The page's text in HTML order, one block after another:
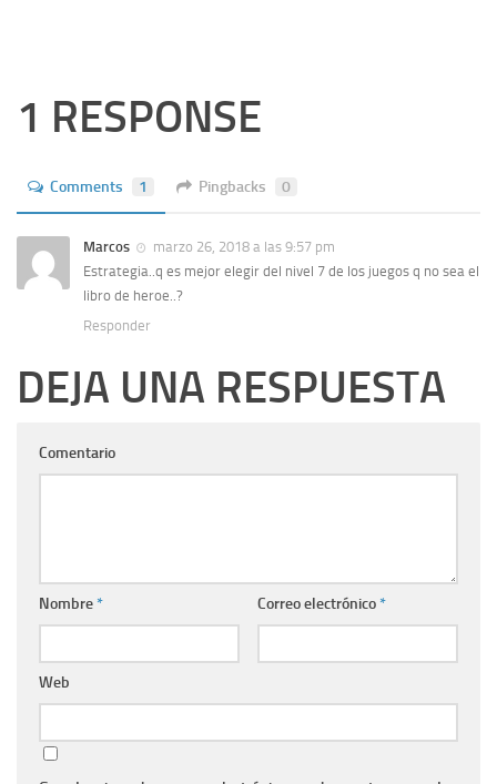
1 RESPONSE
Comments 1 Pingbacks 0
Marcos
marzo 26, 2018 a las 9:57 pm
Estrategia..q es mejor elegir del nivel 7 de los juegos q no sea el
libro de heroe..?
Responder
DEJA UNA RESPUESTA
Comentario
Nombre* Correo electrónico*
Web